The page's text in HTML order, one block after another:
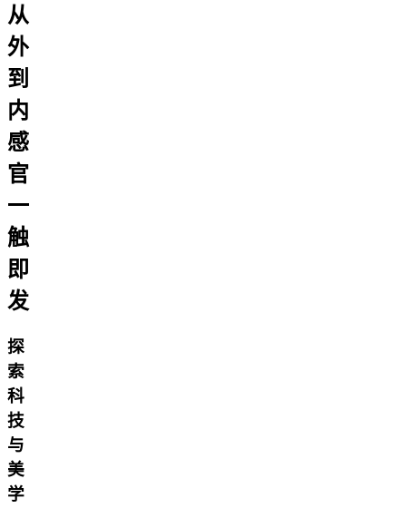
从
外
到
内
感
官
一
触
即
发
探
索
科
技
与
美
学